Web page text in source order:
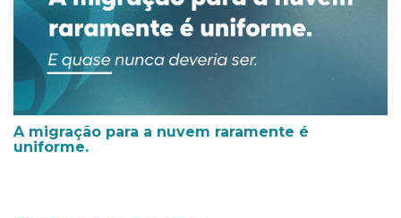
A migração para a nuvem raramente é
uniforme.